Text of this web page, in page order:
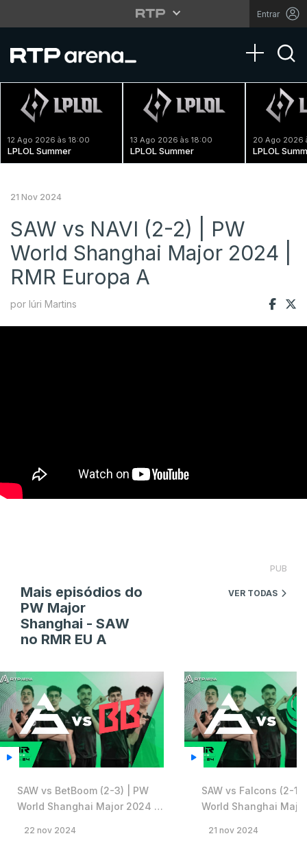
Entrar
Toggle
12 Ago 2026 às 18:00
LPLOL Summer
13 Ago 2026 às 18:00
LPLOL Summer
20 Ago 2026
LPLOL
21 Nov 2024
SAW vs NAVI (2-2) | PW
World Shanghai Major 2024 |
RMR Europa A
por Iúri Martins
PUB
Mais episódios do
PW Major
Shanghai - SAW
no RMR EU A
VER TODAS
SAW vs BetBoom (2-3) | PW
World Shanghai Major 2024 |
22 nov 2024
SAW vs Falcons (2-1)
World Shanghai
21 nov 2024